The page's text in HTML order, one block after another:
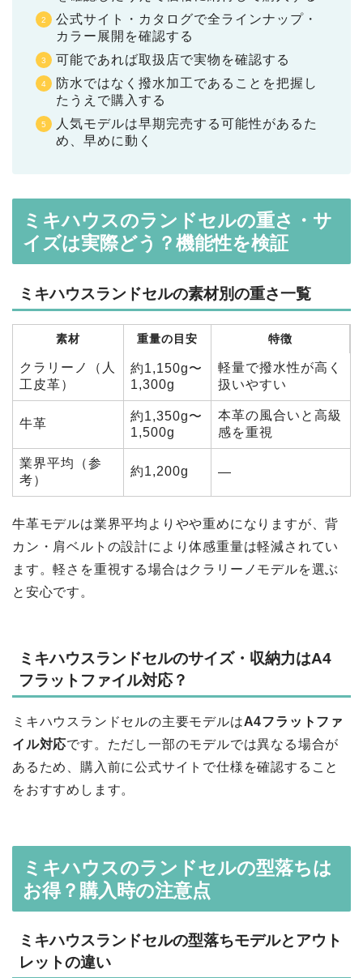
公式サイト・カタログで全ラインナップ・
カラー展開を確認する
可能であれば取扱店で実物を確認する
防水ではなく撥水加工であることを把握し
たうえで購入する
人気モデルは早期完売する可能性があるた
め、早めに動く
ミキハウスのランドセルの重さ・サ
イズは実際どう？機能性を検証
ミキハウスランドセルの素材別の重さ一覧
素材 重量の目安 特徴
クラリーノ（人
工皮革）
約1,150g〜
1,300g
軽量で撥水性が高く
扱いやすい
牛革
約1,350g〜
1,500g
本革の風合いと高級
感を重視
業界平均（参
考）
約1,200g —
牛革モデルは業界平均よりやや重めになりますが、背
カン・肩ベルトの設計により体感重量は軽減されてい
ます。軽さを重視する場合はクラリーノモデルを選ぶ
と安心です。
ミキハウスランドセルのサイズ・収納力はA4
フラットファイル対応？
ミキハウスランドセルの主要モデルはA4フラットファ
イル対応です。ただし一部のモデルでは異なる場合が
あるため、購入前に公式サイトで仕様を確認すること
をおすすめします。
ミキハウスのランドセルの型落ちは
お得？購入時の注意点
ミキハウスランドセルの型落ちモデルとアウト
レットの違い